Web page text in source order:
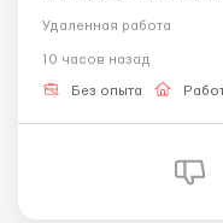
переводчиком. Коммуникабельные, грамотные в
переписке. Имеют...
Удаленная работа
10 часов назад
Без опыта